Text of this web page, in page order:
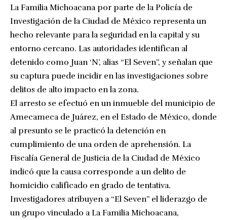
La Familia Michoacana por parte de la Policía de
Investigación de la Ciudad de México representa un
hecho relevante para la seguridad en la capital y su
entorno cercano. Las autoridades identifican al
detenido como Juan ‘N’, alias “El Seven”, y señalan que
su captura puede incidir en las investigaciones sobre
delitos de alto impacto en la zona.
El arresto se efectuó en un inmueble del municipio de
Amecameca de Juárez, en el Estado de México, donde
al presunto se le practicó la detención en
cumplimiento de una orden de aprehensión. La
Fiscalía General de Justicia de la Ciudad de México
indicó que la causa corresponde a un delito de
homicidio calificado en grado de tentativa.
Investigadores atribuyen a “El Seven” el liderazgo de
un grupo vinculado a La Familia Michoacana,